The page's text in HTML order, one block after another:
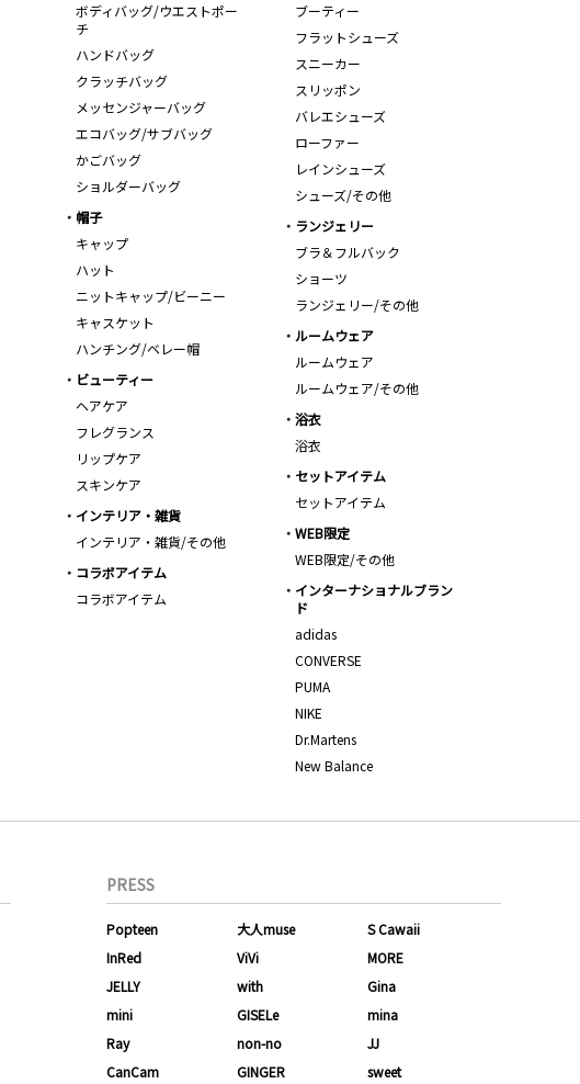
ボディバッグ/ウエストポー
チ
ハンドバッグ
クラッチバッグ
メッセンジャーバッグ
エコバッグ/サブバッグ
かごバッグ
ショルダーバッグ
ブーティー
フラットシューズ
スニーカー
スリッポン
バレエシューズ
ローファー
レインシューズ
シューズ/その他
帽子
キャップ
ハット
ニットキャップ/ビーニー
キャスケット
ハンチング/ベレー帽
ランジェリー
ブラ＆フルバック
ショーツ
ランジェリー/その他
ルームウェア
ルームウェア
ルームウェア/その他
ビューティー
ヘアケア
フレグランス
リップケア
スキンケア
浴衣
浴衣
セットアイテム
セットアイテム
インテリア・雑貨
インテリア・雑貨/その他
WEB限定
WEB限定/その他
コラボアイテム
コラボアイテム
インターナショナルブラン
ド
adidas
CONVERSE
PUMA
NIKE
Dr.Martens
New Balance
PRESS
Popteen 大人muse
S Cawaii
InRed
ViVi
MORE
JELLY
with
Gina
mini
GISELe
mina
Ray
non-no
JJ
CanCam
GINGER sweet